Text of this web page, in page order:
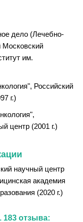
дело (Лечебно-
Московский
им.
Российский
г.)
центр (2001 г.)
научный центр
академия
(2020 г.)
отзыва: